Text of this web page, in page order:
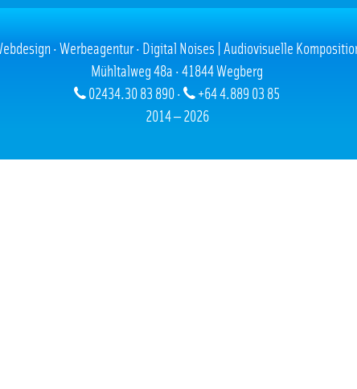
· Werbeagentur · Digital Noises | Audiovisuelle
Mühltalweg 48a · 41844 Wegberg
02434.30 83 890 ·
+64 4.889 03 85
2014 — 2026